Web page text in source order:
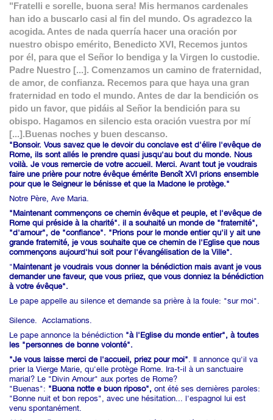
"Fratelli e sorelle, buona sera! Mis hermanos cardenales
han ido a buscarlo casi al fin del mundo. Os agradezco la
acogida. Antes de nada querría hacer una oración por
nuestro obispo emérito, Benedicto XVI, Recemos juntos
por él, para que el Señor lo bendiga y la Virgen lo custodie.
Padre Nuestro [...]. Comenzamos un camino de fraternidad,
de amor, de confianza. Recemos para que haya una gran
fraternidad en todo el mundo. Antes de dar la bendición os
pido un favor, que pidáis al Señor la bendición para su
obispo. Hagamos en silencio esta oración vuestra por mí
[...].Buenas noches y buen descanso.
"Bonsoir. Vous savez que le devoir du conclave est d'élire l'evêque de
Rome, ils sont allés le prendre quasi jusqu'au bout du monde. Nous
voilà. Je vous remercie de votre accueil. Merci. Avant tout je voudrais
faire une prière pour notre évêque émérite Benoît XVI prions ensemble
pour que le Seigneur le bénisse et que la Madone le protège."
Notre Père, Ave Maria.
"Maintenant commençons ce chemin évêque et peuple, et l'evêque de
Rome qui préside à la charité". il a souhaité un monde de "fraternité",
"d'amour", de "confiance". "Prions pour le monde entier qu'il y ait une
grande fraternité, je vous souhaite que ce chemin de l'Eglise que nous
commençons aujourd'hui soit pour l'évangélisation de la Ville".
"Maintenant je voudrais vous donner la bénédiction mais avant je vous
demander une faveur, que vous priiez, que vous donniez la bénédiction
à votre évêque".
Le pape appelle au silence et demande sa prière à la foule: "sur moi".
Silence. Acclamations.
Le pape annonce la bénédiction "à l'Eglise du monde entier", à toutes
les "personnes de bonne volonté".
"Je vous laisse merci de l'accueil, priez pour moi". Il annonce qu'il va
prier la Vierge Marie, qu'elle protège Rome. Ira-t-il à un sanctuaire
marial? Le "Divin Amour" aux portes de Rome?
"Buenas": "Buona notte e buon riposo", ont été ses dernières paroles:
"Bonne nuit et bon repos", avec une hésitation... l'espagnol lui est
venu spontanément.